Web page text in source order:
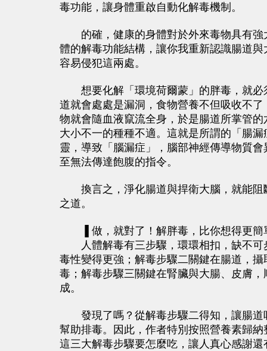
毒功能，讓身體重啟自動化解毒機制。
的確，健康的身體對於外來毒物具有強
體的解毒功能結構，讓你我重新認識腸道
容易侵犯這兩處。
想要化解「環境荷爾蒙」的胖毒，就必
道就會處處是漏洞，食物營養不但吸收不
物就會隨血液竄流全身，於是腸道所掌管
大小不一的種種不適。這就是所謂的「腸
靈，導致「腦漏症」，腦部神經傳導物質
至無法傳達飽腹的指令。
換言之，淨化腸道與捍衛大腦，就能阻
之道。
▐ 做，就對了！解胖毒，比你想得更簡
人體解毒有三步驟，環環相扣，缺不可
毒性變得更強；解毒步驟二關鍵在腸道，
毒；解毒步驟三關鍵在腎臟與大腸、皮膚
成。
發現了嗎？從解毒步驟二得知，讓腸道
幫助排毒。因此，作者特別按照營養素歸
這三大解毒步驟要怎麼吃，讓人真心感謝